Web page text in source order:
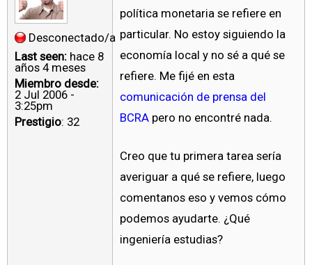
Desconectado/a
Last seen: hace 8
años 4 meses
Miembro desde:
2 Jul 2006 -
3:25pm
Prestigio: 32
política monetaria se refiere en
particular. No estoy siguiendo la
economía local y no sé a qué se
refiere. Me fijé en esta
comunicación de prensa del
BCRA pero no encontré nada.
Creo que tu primera tarea sería
averiguar a qué se refiere, luego
comentanos eso y vemos cómo
podemos ayudarte. ¿Qué
ingeniería estudias?